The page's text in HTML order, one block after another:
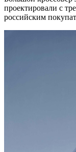
проектировали с
российским